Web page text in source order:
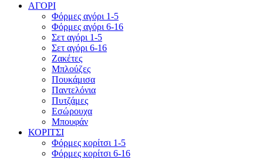
ΑΓΟΡΙ
Φόρμες αγόρι 1-5
Φόρμες αγόρι 6-16
Σετ αγόρι 1-5
Σετ αγόρι 6-16
Ζακέτες
Μπλούζες
Πουκάμισα
Παντελόνια
Πυτζάμες
Εσώρουχα
Μπουφάν
ΚΟΡΙΤΣΙ
Φόρμες κορίτσι 1-5
Φόρμες κορίτσι 6-16